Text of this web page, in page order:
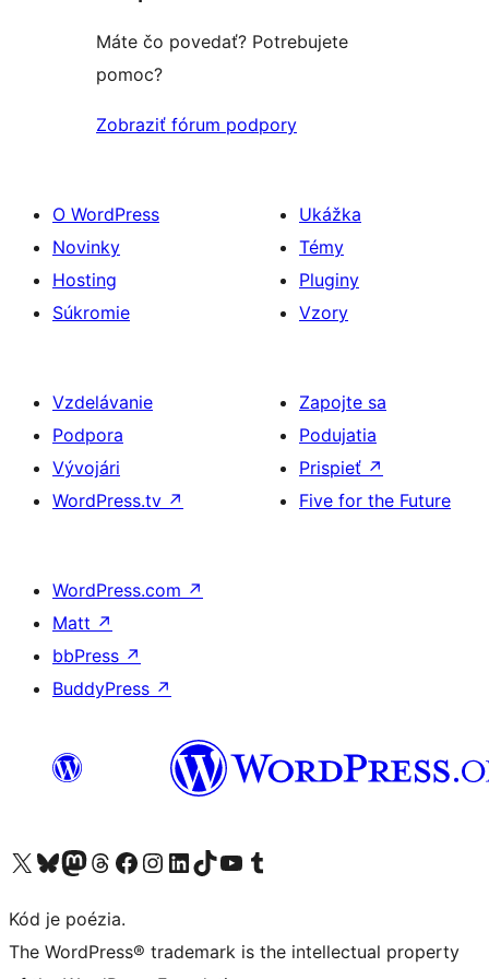
hviezdičkovým
hodnotením
Máte čo povedať? Potrebujete
pomoc?
Zobraziť fórum podpory
O WordPress
Novinky
Hosting
Súkromie
Ukážka
Témy
Pluginy
Vzory
Vzdelávanie
Podpora
Vývojári
WordPress.tv ↗
Zapojte sa
Podujatia
Prispieť ↗
Five for the Future
WordPress.com ↗
Matt ↗
bbPress ↗
BuddyPress ↗
Navštívte náš účet na X (predtým Twitter)
Navštívte náš účet na platforme Bluesky
Navštívte náš účet na Mastodone
Navštívte náš účet na platforme Threads
Navštívte našu stránku na Facebooku
Navštívte náš účet Instagram
Navštívte náš účet LinkedIn
Navštívte náš účet na platforme TikTok
Navštívte náš kanál YouTube
Navštívte náš účet na platforme Tumblr
Kód je poézia.
The WordPress® trademark is the intellectual property